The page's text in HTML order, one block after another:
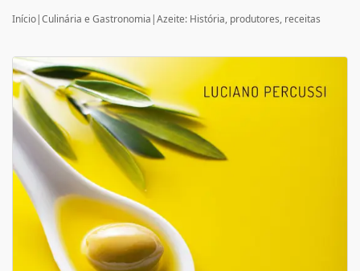
Início|Culinária e Gastronomia |Azeite: História, produtores, receitas